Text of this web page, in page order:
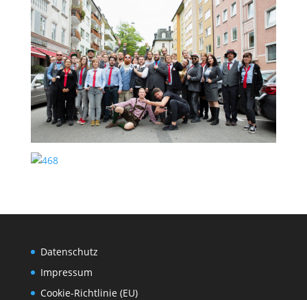
Datenschutz
Impressum
Cookie-Richtlinie (EU)